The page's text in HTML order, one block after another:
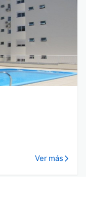
Ver más